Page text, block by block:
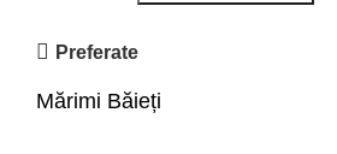
Preferate
Mărimi Băieți